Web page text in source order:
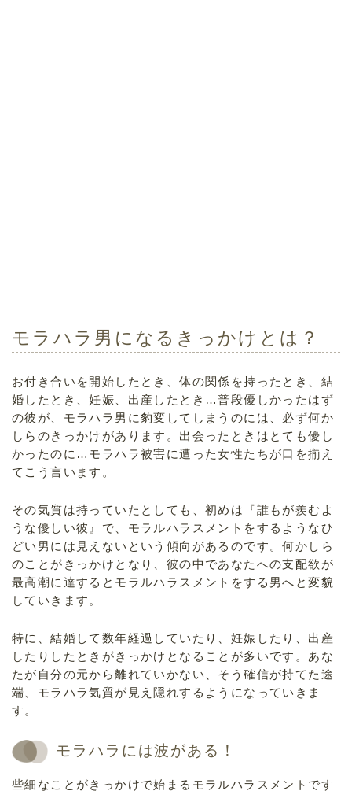
モラハラ男になるきっかけとは？
お付き合いを開始したとき、体の関係を持ったとき、結
婚したとき、妊娠、出産したとき…普段優しかったはず
の彼が、モラハラ男に豹変してしまうのには、必ず何か
しらのきっかけがあります。出会ったときはとても優し
かったのに…モラハラ被害に遭った女性たちが口を揃え
てこう言います。
その気質は持っていたとしても、初めは『誰もが羨むよ
うな優しい彼』で、モラルハラスメントをするようなひ
どい男には見えないという傾向があるのです。何かしら
のことがきっかけとなり、彼の中であなたへの支配欲が
最高潮に達するとモラルハラスメントをする男へと変貌
していきます。
特に、結婚して数年経過していたり、妊娠したり、出産
したりしたときがきっかけとなることが多いです。あな
たが自分の元から離れていかない、そう確信が持てた途
端、モラハラ気質が見え隠れするようになっていきま
す。
モラハラには波がある！
些細なことがきっかけで始まるモラルハラスメントです